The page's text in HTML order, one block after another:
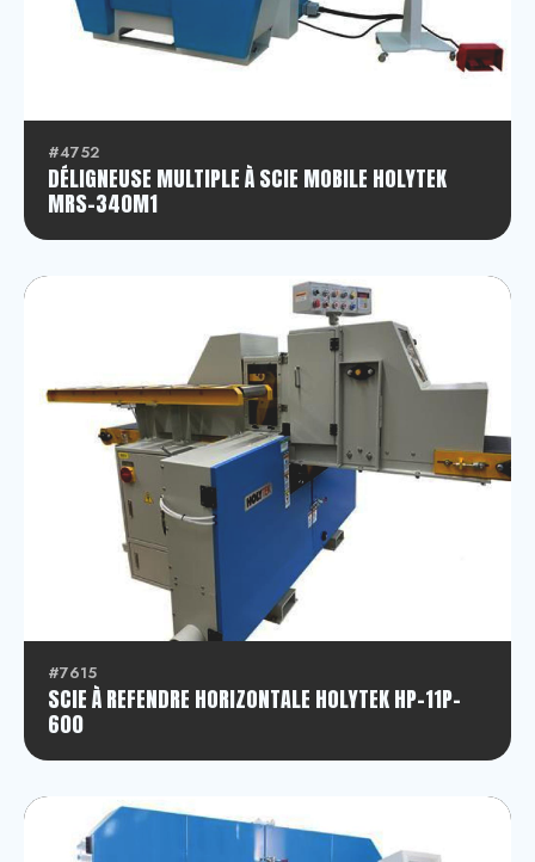
#4752
DÉLIGNEUSE MULTIPLE À SCIE MOBILE HOLYTEK
MRS-340M1
#7615
SCIE À REFENDRE HORIZONTALE HOLYTEK HP-11P-
600